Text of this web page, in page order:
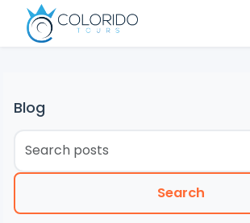
Skip to main content
Blog
Search